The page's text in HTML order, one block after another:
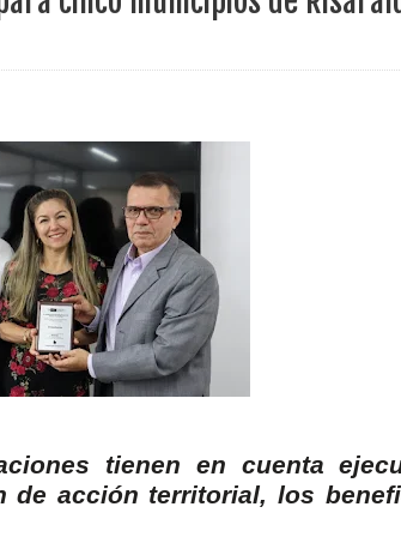
el Mecanismo Articulador Departamental
continúa renovando espacios
la vida de 68 estudiantes rurales en
en Tuluá tendrá comedor comunitario
tienen en cuenta
de acción territorial, los